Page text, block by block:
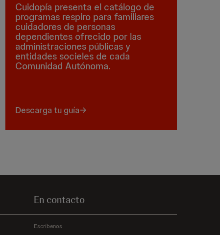
Cuidopía presenta el catálogo de
programas respiro para familiares
cuidadores de personas
dependientes ofrecido por las
administraciones públicas y
entidades socieles de cada
Comunidad Autónoma.
Descarga tu guía
En contacto
Escríbenos